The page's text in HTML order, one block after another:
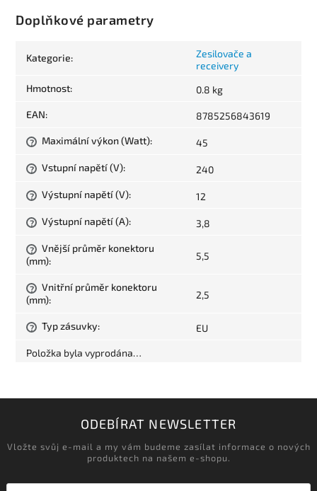
Doplňkové parametry
Kategorie:
Zesilovače a
receivery
Hmotnost: 0.8 kg
EAN: 8785256843619
? Maximální výkon (Watt): 45
? Vstupní napětí (V): 240
? Výstupní napětí (V): 12
? Výstupní napětí (A): 3,8
?
Vnější průměr konektoru
(mm): 5,5
?
Vnitřní průměr konektoru
(mm): 2,5
? Typ zásuvky: EU
Položka byla vyprodána…
ODEBÍRAT NEWSLETTER
Vložte svůj e-mail a my vám budeme zasílat informace o nových
produktech na našem e-shopu.